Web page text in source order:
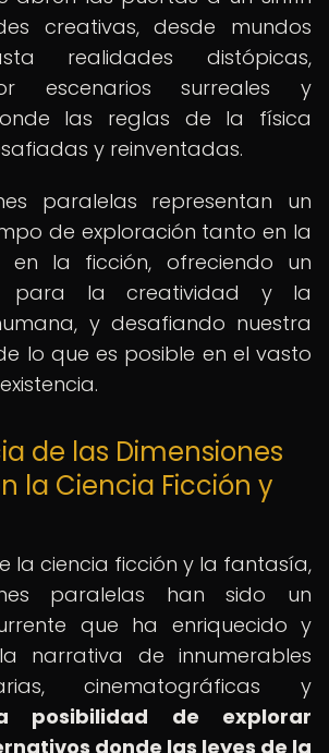
creativas, desde mundos
realidades distópicas,
escenarios surreales y
las reglas de la física
y reinventadas.
paralelas representan un
de exploración tanto en la
en la ficción, ofreciendo un
para la creatividad y la
y desafiando nuestra
lo que es posible en el vasto
de las Dimensiones
la Ciencia Ficción y
la ciencia ficción y la fantasía,
paralelas han sido un
que ha enriquecido y
narrativa de innumerables
cinematográficas y
posibilidad de explorar
donde las leyes de la